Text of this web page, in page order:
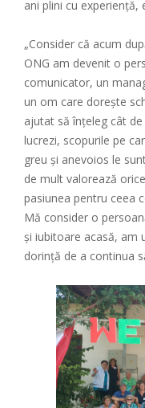
ani plini cu experiență,
„Consider că acum
ONG am devenit o
comunicator, un
un om care dorește
ajutat să înțeleg cât
lucrezi, scopurile pe
greu și anevoios le
de mult valorează
pasiunea pentru ceea
Mă consider o
și iubitoare acasă, am
dorință de a continua